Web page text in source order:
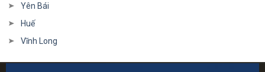
Yên Bái
Huế
Vĩnh Long